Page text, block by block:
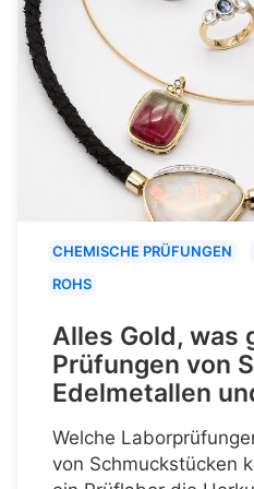
CHEMISCHE PRÜFUNGEN
ROHS
Alles Gold, was
Prüfungen von
Edelmetallen
Welche
von Schmuckstücken